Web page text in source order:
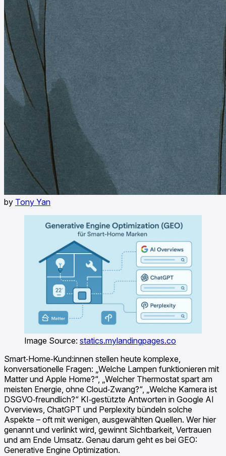
by Tony Yan
Image Source: statics.mylandingpages.co
Smart‑Home‑Kund:innen stellen heute komplexe,
konversationelle Fragen: „Welche Lampen funktionieren mit
Matter und Apple Home?“, „Welcher Thermostat spart am
meisten Energie, ohne Cloud‑Zwang?“, „Welche Kamera ist
DSGVO‑freundlich?“ KI‑gestützte Antworten in Google AI
Overviews, ChatGPT und Perplexity bündeln solche
Aspekte – oft mit wenigen, ausgewählten Quellen. Wer hier
genannt und verlinkt wird, gewinnt Sichtbarkeit, Vertrauen
und am Ende Umsatz. Genau darum geht es bei GEO:
Generative Engine Optimization.